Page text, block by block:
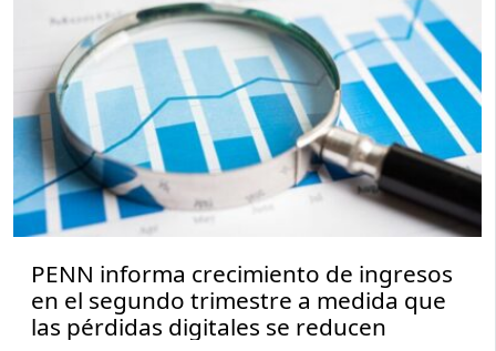
PENN informa crecimiento de ingresos
en el segundo trimestre a medida que
las pérdidas digitales se reducen